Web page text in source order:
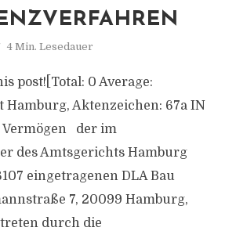
4 Min. Lesedauer
post![Total: 0 Average:
Hamburg, Aktenzeichen: 67a IN
Vermögen der im
des Amtsgerichts Hamburg
eingetragenen DLA Bau
7, 20099 Hamburg,
durch die